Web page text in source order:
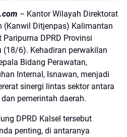
– Kantor Wilayah Direktorat
(Kanwil Ditjenpas) Kalimantan
DPRD Provinsi
(18/6). Kehadiran perwakilan
Bidang Perawatan,
Internal, Isnawan, menjadi
sinergi lintas sektor antara
pemerintah daerah.
DPRD Kalsel tersebut
penting, di antaranya